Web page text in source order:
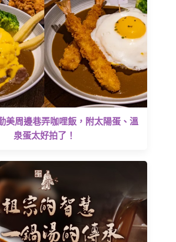
美周邊巷弄咖哩飯，附太陽蛋、溫
泉蛋太好拍了！